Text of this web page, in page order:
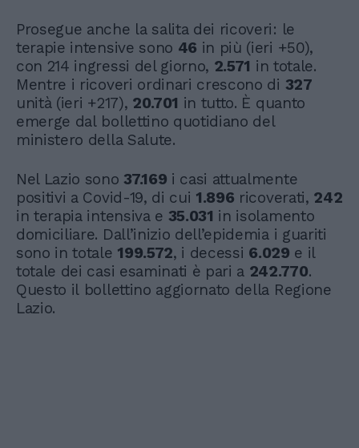
Prosegue anche la salita dei ricoveri: le
terapie intensive sono 46 in più (ieri +50),
con 214 ingressi del giorno, 2.571 in totale.
Mentre i ricoveri ordinari crescono di 327
unità (ieri +217), 20.701 in tutto. È quanto
emerge dal bollettino quotidiano del
ministero della Salute.
Nel Lazio sono37.169 i casi attualmente
positivi a Covid-19, di cui 1.896 ricoverati, 242
in terapia intensiva e 35.031 in isolamento
domiciliare. Dall’inizio dell’epidemia i guariti
sono in totale 199.572, i decessi 6.029 e il
totale dei casi esaminati è pari a 242.770.
Questo il bollettino aggiornato della Regione
Lazio.